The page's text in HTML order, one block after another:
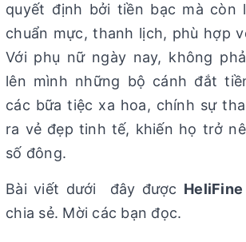
quyết định bởi tiền bạc mà còn
chuẩn mực, thanh lịch, phù hợp
Với phụ nữ ngày nay, không
lên mình những bộ cánh đắt
các bữa tiệc xa hoa, chính sự
ra vẻ đẹp tinh tế, khiến họ trở
số đông.
Bài viết dưới đây được
chia sẻ. Mời các bạn đọc.